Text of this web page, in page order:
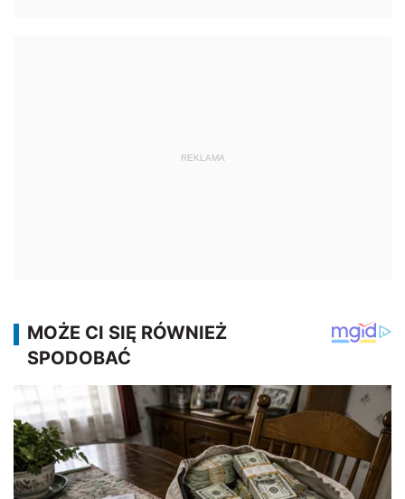
REKLAMA